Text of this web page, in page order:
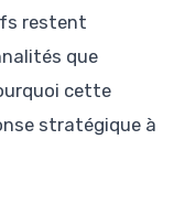
restent
que
cette
stratégique à